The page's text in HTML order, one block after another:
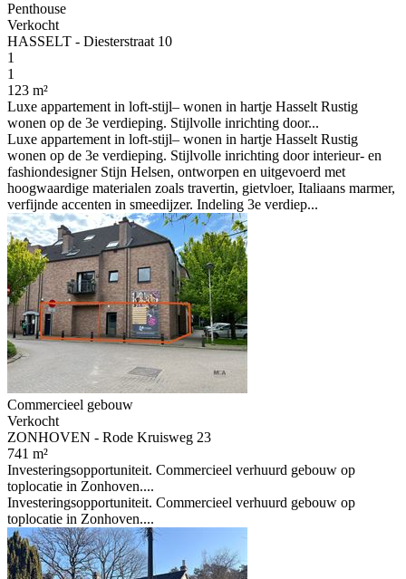
Penthouse
Verkocht
HASSELT - Diesterstraat 10
1
1
123 m²
Luxe appartement in loft-stijl– wonen in hartje Hasselt Rustig
wonen op de 3e verdieping. Stijlvolle inrichting door...
Luxe appartement in loft-stijl– wonen in hartje Hasselt Rustig
wonen op de 3e verdieping. Stijlvolle inrichting door interieur- en
fashiondesigner Stijn Helsen, ontworpen en uitgevoerd met
hoogwaardige materialen zoals travertin, gietvloer, Italiaans marmer,
verfijnde accenten in smeedijzer. Indeling 3e verdiep...
Commercieel gebouw
Verkocht
ZONHOVEN - Rode Kruisweg 23
741 m²
Investeringsopportuniteit. Commercieel verhuurd gebouw op
toplocatie in Zonhoven....
Investeringsopportuniteit. Commercieel verhuurd gebouw op
toplocatie in Zonhoven....